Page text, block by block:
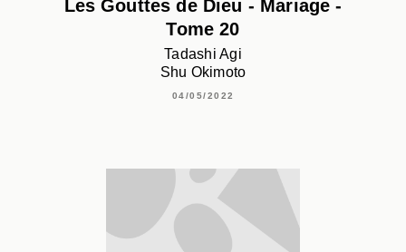
Les Gouttes de Dieu - Mariage -
Tome 20
Tadashi Agi
Shu Okimoto
04/05/2022